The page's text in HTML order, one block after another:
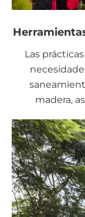
Las
madera,